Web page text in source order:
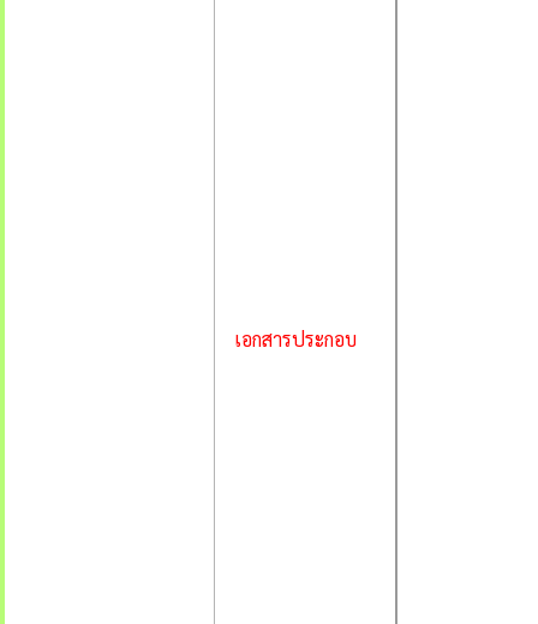
เอกสารประกอบ